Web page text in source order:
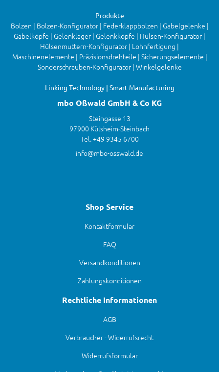
Produkte
Bolzen | Bolzen-Konfigurator | Federklappbolzen | Gabelgelenke |
Gabelköpfe | Gelenklager | Gelenkköpfe | Hülsen-Konfigurator |
Hülsenmuttern-Konfigurator | Lohnfertigung |
Maschinenelemente | Präzisionsdrehteile | Sicherungselemente |
Sonderschrauben-Konfigurator | Winkelgelenke
Linking Technology | Smart Manufacturing
mbo Oßwald GmbH & Co KG
Steingasse 13
97900 Külsheim-Steinbach
Tel. +49 9345 6700
info@mbo-osswald.de
Shop Service
Kontaktformular
FAQ
Versandkonditionen
Zahlungskonditionen
Rechtliche Informationen
AGB
Verbraucher - Widerrufsrecht
Widerrufsformular